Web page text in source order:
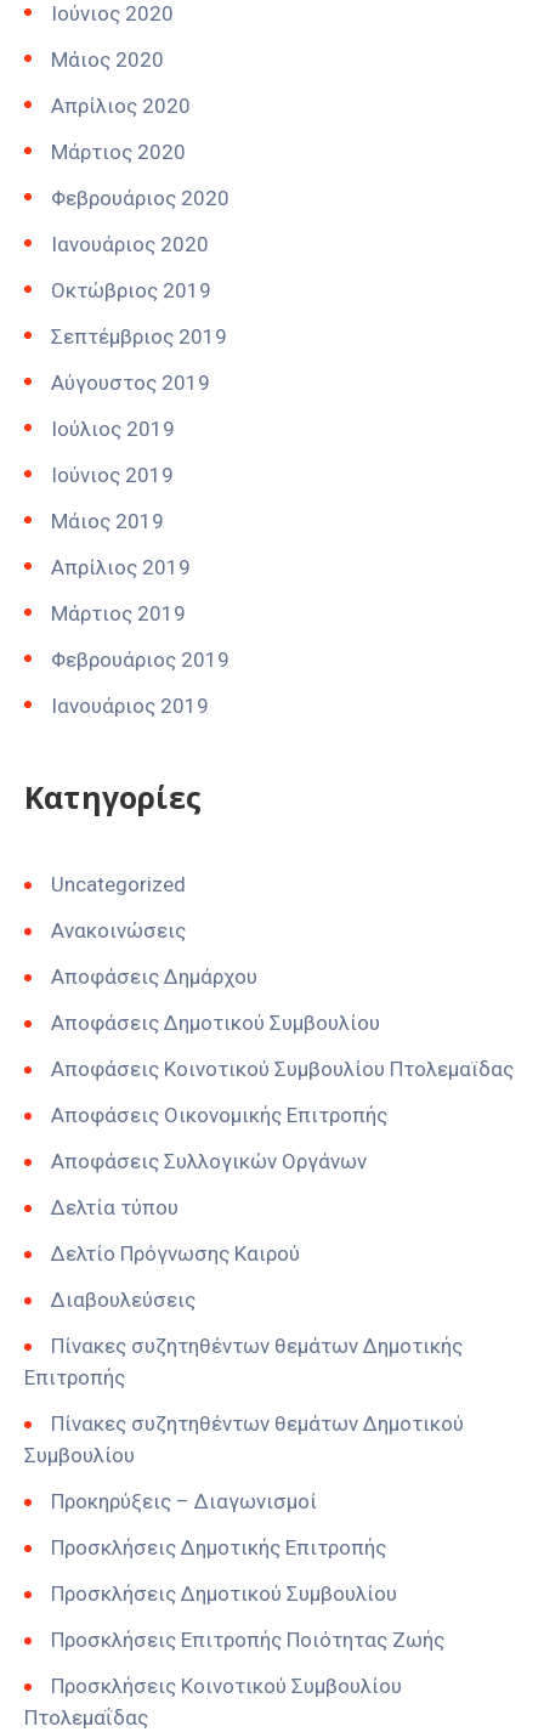
Ιούνιος 2020
Μάιος 2020
Απρίλιος 2020
Μάρτιος 2020
Φεβρουάριος 2020
Ιανουάριος 2020
Οκτώβριος 2019
Σεπτέμβριος 2019
Αύγουστος 2019
Ιούλιος 2019
Ιούνιος 2019
Μάιος 2019
Απρίλιος 2019
Μάρτιος 2019
Φεβρουάριος 2019
Ιανουάριος 2019
Kατηγορίες
Uncategorized
Ανακοινώσεις
Αποφάσεις Δημάρχου
Αποφάσεις Δημοτικού Συμβουλίου
Αποφάσεις Κοινοτικού Συμβουλίου Πτολεμαϊδας
Αποφάσεις Οικονομικής Επιτροπής
Αποφάσεις Συλλογικών Οργάνων
Δελτία τύπου
Δελτίο Πρόγνωσης Καιρού
Διαβουλεύσεις
Πίνακες συζητηθέντων θεμάτων Δημοτικής
Επιτροπής
Πίνακες συζητηθέντων θεμάτων Δημοτικού
Συμβουλίου
Προκηρύξεις – Διαγωνισμοί
Προσκλήσεις Δημοτικής Επιτροπής
Προσκλήσεις Δημοτικού Συμβουλίου
Προσκλήσεις Επιτροπής Ποιότητας Ζωής
Προσκλήσεις Κοινοτικού Συμβουλίου
Πτολεμαΐδας